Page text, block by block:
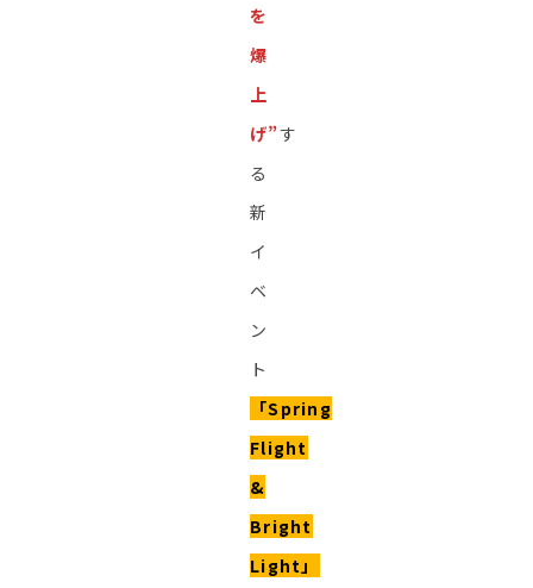
を
爆
上
げ”す
る
新
イ
ベ
ン
ト
「Spring
Flight
&
Bright
Light」